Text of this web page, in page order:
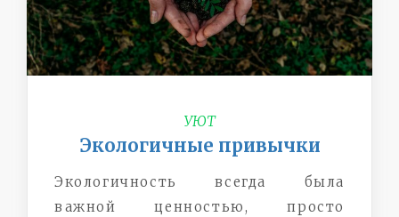
УЮТ
Экологичные привычки
Экологичность всегда была
важной ценностью, просто